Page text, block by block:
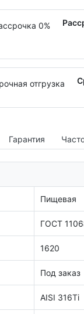
Гарантия
Пищевая
ГОСТ
1620
Под заказ
AISI 316Ti